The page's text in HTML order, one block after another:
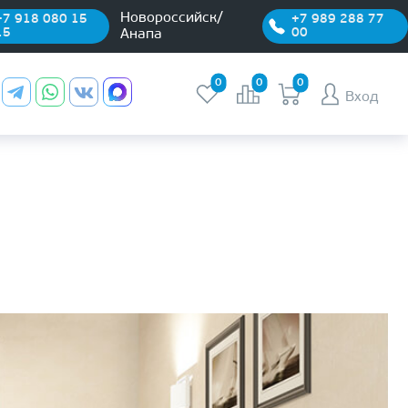
918 080 15
Новороссийск/
Анапа
+7 989 288 77
00
0 0 0
Вход